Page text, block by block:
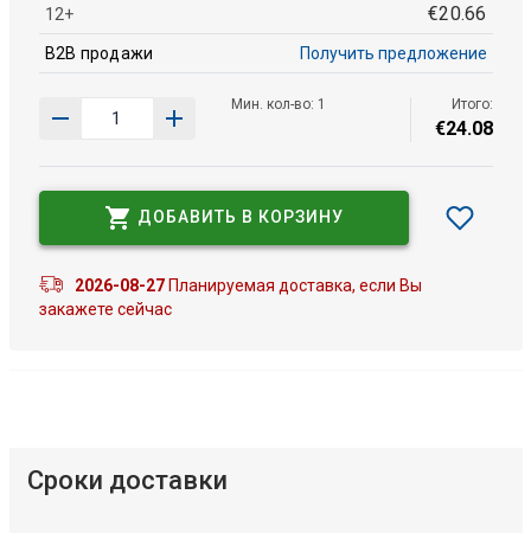
12+ €20.66
B2B продажи Получить предложение
Мин. кол-во: 1 Итого:
€24.08
ДОБАВИТЬ В КОРЗИНУ
2026-08-27Планируемая доставка, если Вы
закажете сейчас
Сроки доставки